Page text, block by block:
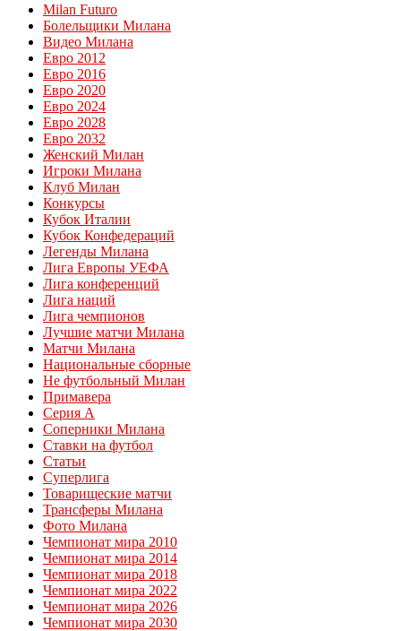
Milan Futuro
Болельщики Милана
Видео Милана
Евро 2012
Евро 2016
Евро 2020
Евро 2024
Евро 2028
Евро 2032
Женский Милан
Игроки Милана
Клуб Милан
Конкурсы
Кубок Италии
Кубок Конфедераций
Легенды Милана
Лига Европы УЕФА
Лига конференций
Лига наций
Лига чемпионов
Лучшие матчи Милана
Матчи Милана
Национальные сборные
Не футбольный Милан
Примавера
Серия А
Соперники Милана
Ставки на футбол
Статьи
Суперлига
Товарищеские матчи
Трансферы Милана
Фото Милана
Чемпионат мира 2010
Чемпионат мира 2014
Чемпионат мира 2018
Чемпионат мира 2022
Чемпионат мира 2026
Чемпионат мира 2030